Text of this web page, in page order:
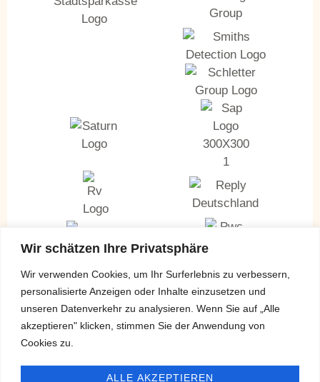
Wir schätzen Ihre Privatsphäre
Wir verwenden Cookies, um Ihr Surferlebnis zu verbessern,
personalisierte Anzeigen oder Inhalte einzusetzen und
unseren Datenverkehr zu analysieren. Wenn Sie auf „Alle
akzeptieren" klicken, stimmen Sie der Anwendung von
Cookies zu.
ALLE AKZEPTIEREN